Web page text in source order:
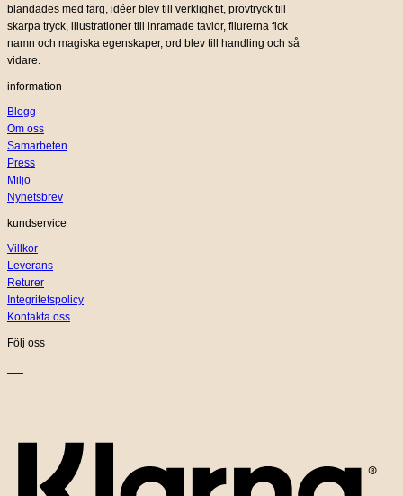
blandades med färg, idéer blev till verklighet, provtryck till
skarpa tryck, illustrationer till inramade tavlor, filurerna fick
namn och magiska egenskaper, ord blev till handling och så
vidare.
information
Blogg
Om oss
Samarbeten
Press
Miljö
Nyhetsbrev
kundservice
Villkor
Leverans
Returer
Integritetspolicy
Kontakta oss
Följ oss